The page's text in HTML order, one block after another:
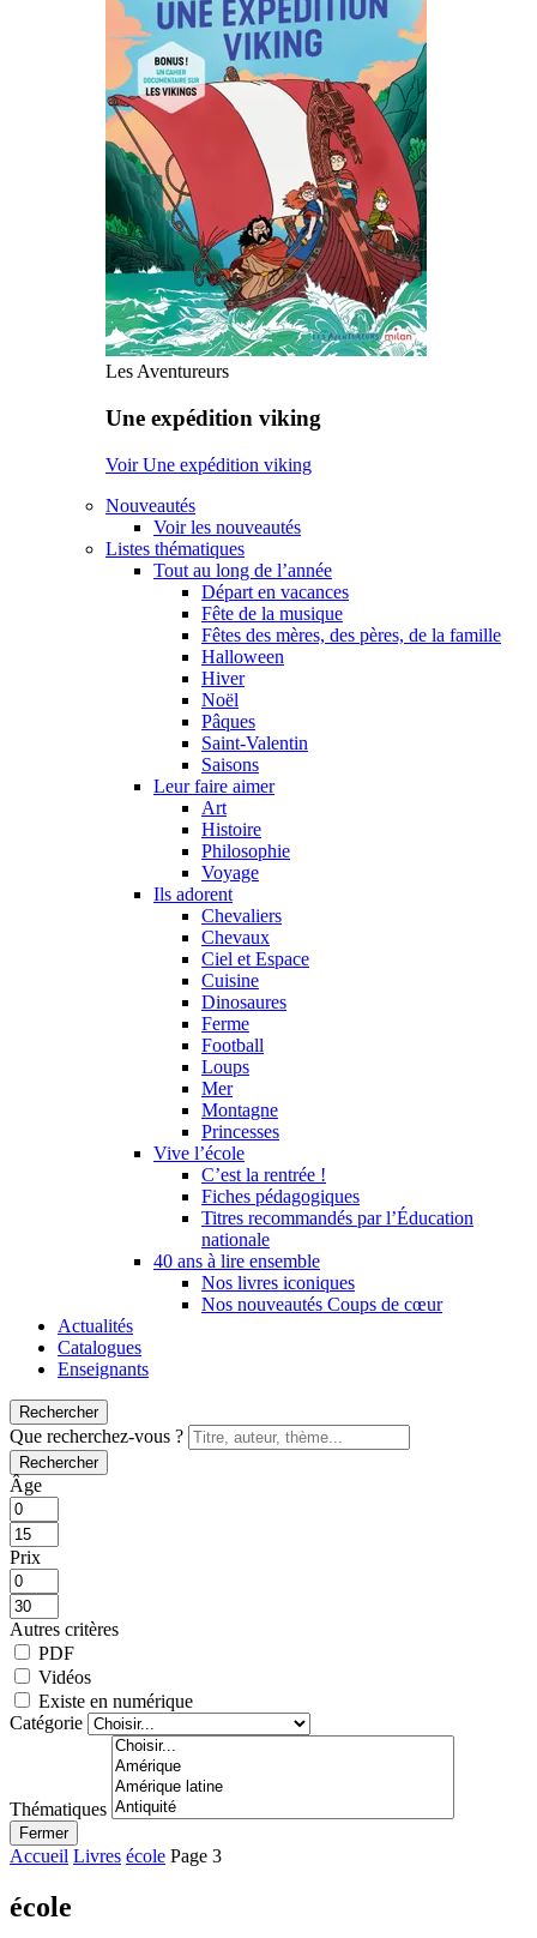
Les Aventureurs
Une expédition viking
Voir Une expédition viking
Nouveautés
Voir les nouveautés
Listes thématiques
Tout au long de l’année
Départ en vacances
Fête de la musique
Fêtes des mères, des pères, de la famille
Halloween
Hiver
Noël
Pâques
Saint-Valentin
Saisons
Leur faire aimer
Art
Histoire
Philosophie
Voyage
Ils adorent
Chevaliers
Chevaux
Ciel et Espace
Cuisine
Dinosaures
Ferme
Football
Loups
Mer
Montagne
Princesses
Vive l’école
C’est la rentrée !
Fiches pédagogiques
Titres recommandés par l’Éducation
nationale
40 ans à lire ensemble
Nos livres iconiques
Nos nouveautés Coups de cœur
Actualités
Catalogues
Enseignants
Rechercher
Que recherchez-vous ?
Rechercher
Âge
Prix
Autres critères
PDF
Vidéos
Existe en numérique
Catégorie
Thématiques
Fermer
Accueil Livres école Page 3
école